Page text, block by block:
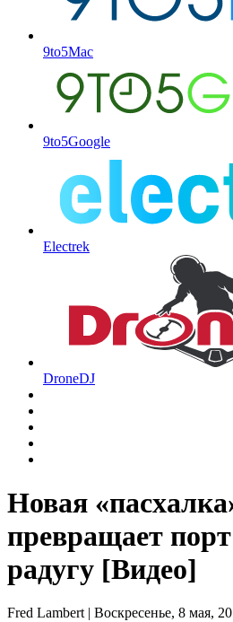
9to5Mac
9to5Google
Electrek
DroneDJ
Новая
превращает
радугу [Видео]
Fred Lambert| Воскресенье, 8 мая,